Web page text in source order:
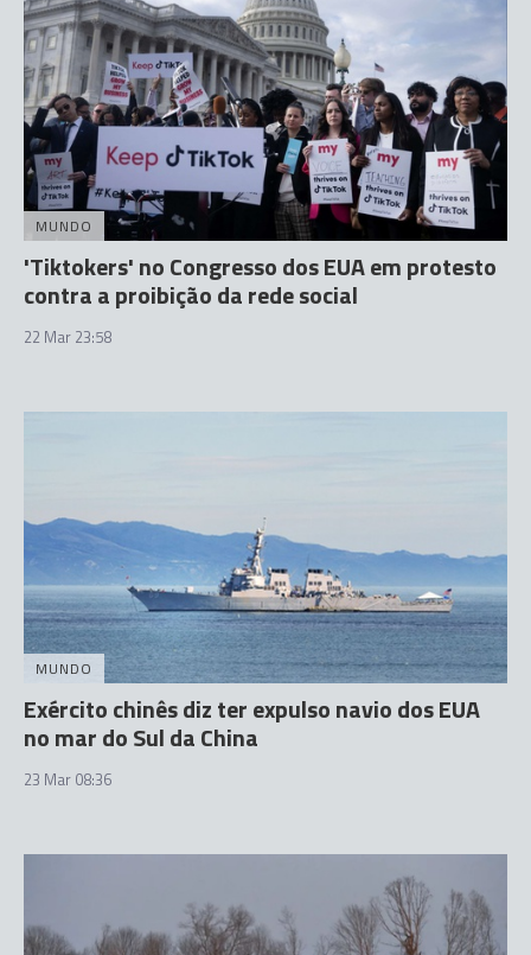
MUNDO
'Tiktokers' no Congresso dos EUA em protesto
contra a proibição da rede social
22 Mar 23:58
MUNDO
Exército chinês diz ter expulso navio dos EUA
no mar do Sul da China
23 Mar 08:36